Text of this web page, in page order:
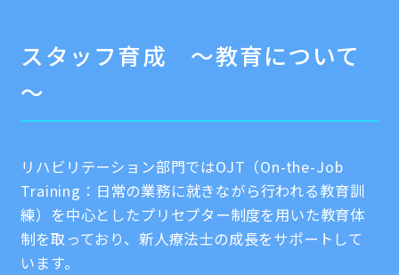
スタッフ育成 ～教育について
～
リハビリテーション部門ではOJT（On-the-Job
Training：日常の業務に就きながら行われる教育訓
練）を中心としたプリセプター制度を用いた教育体
制を取っており、新人療法士の成長をサポートして
います。